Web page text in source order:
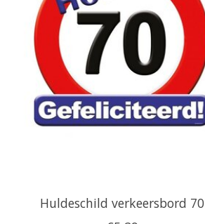
Huldeschild verkeersbord 70